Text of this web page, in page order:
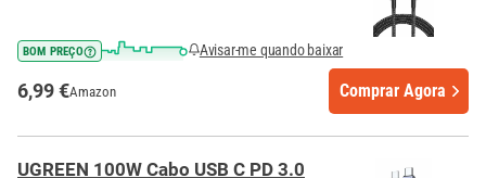
BOM PREÇO Avisar-me quando baixar
6,99 €Amazon Comprar Agora
UGREEN 100W Cabo USB C PD 3.0